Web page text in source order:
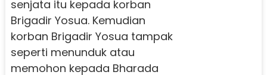
senjata itu kepada korban
Brigadir Yosua. Kemudian
korban Brigadir Yosua tampak
seperti menunduk atau
memohon kepada Bharada